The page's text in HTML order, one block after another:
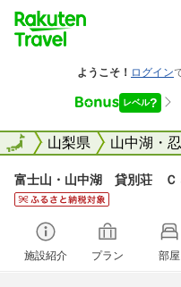
全国山梨県 山中湖・
全国
富士山・山中湖 貸別荘 Ｃ
施設紹介 プラン 部屋